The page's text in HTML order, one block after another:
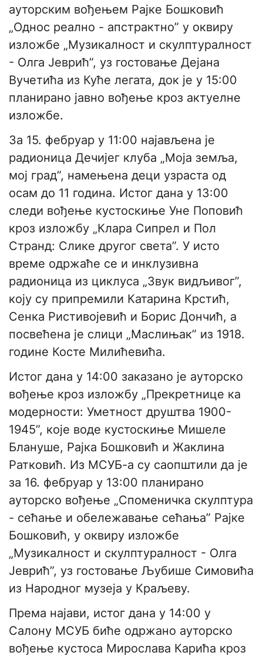
ауторским вођењем Рајке Бошковић
„Однос реално - апстрактно” у оквиру
изложбе „Музикалност и скулптуралност
- Олга Јеврић”, уз гостовање Дејана
Вучетића из Куће легата, док је у 15:00
планирано јавно вођење кроз актуелне
изложбе.
За 15. фебруар у 11:00 најављена је
радионица Дечијег клуба „Моја земља,
мој град”, намењена деци узраста од
осам до 11 година. Истог дана у 13:00
следи вођење кустоскиње Уне Поповић
кроз изложбу „Клара Сипрел и Пол
Странд: Слике другог света”. У исто
време одржаће се и инклузивна
радионица из циклуса „Звук видљивог”,
коју су припремили Катарина Крстић,
Сенка Ристивојевић и Борис Дончић, а
посвећена је слици „Маслињак” из 1918.
године Косте Милићевића.
Истог дана у 14:00 заказано је ауторско
вођење кроз изложбу „Прекретнице ка
модерности: Уметност друштва 1900-
1945”, које воде кустоскиње Мишеле
Блануше, Рајка Бошковић и Жаклина
Ратковић. Из МСУБ-а су саопштили да је
за 16. фебруар у 13:00 планирано
ауторско вођење „Споменичка скулптура
- сећање и обележавање сећања” Рајке
Бошковић, у оквиру изложбе
„Музикалност и скулптуралност - Олга
Јеврић”, уз гостовање Љубише Симовића
из Народног музеја у Краљеву.
Према најави, истог дана у 14:00 у
Салону МСУБ биће одржано ауторско
вођење кустоса Мирослава Карића кроз